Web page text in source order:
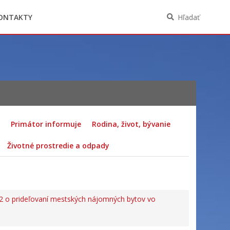
majetkových pomerov verejného funkcionára
Hľadať
Primátor informuje Rodina, život, bývanie
Životné prostredie a odpady
o prideľovaní mestských nájomných bytov vo